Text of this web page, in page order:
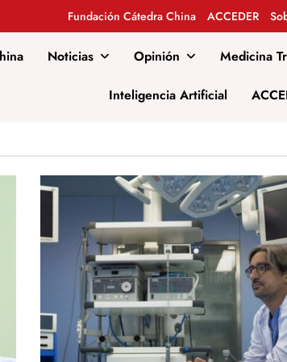
Fundación Cátedra China ACCEDER
Noticias Opinión Medicina
Inteligencia Artificial